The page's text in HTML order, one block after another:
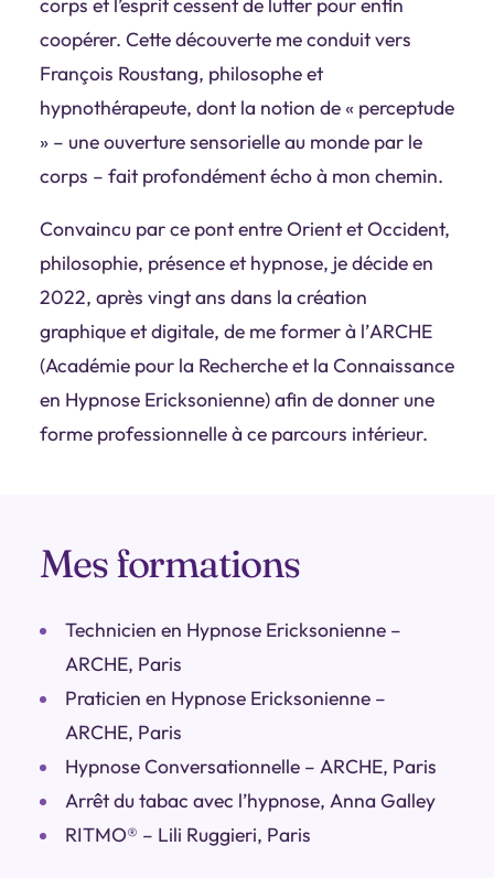
coopérer. Cette découverte me conduit vers
François Roustang, philosophe et
hypnothérapeute, dont la notion de « perceptude
» – une ouverture sensorielle au monde par le
corps – fait profondément écho à mon chemin.
Convaincu par ce pont entre Orient et Occident,
philosophie, présence et hypnose, je décide en
2022, après vingt ans dans la création
graphique et digitale, de me former à l’ARCHE
(Académie pour la Recherche et la Connaissance
en Hypnose Ericksonienne) afin de donner une
forme professionnelle à ce parcours intérieur.
Mes formations
Technicien en Hypnose Ericksonienne –
ARCHE, Paris
Praticien en Hypnose Ericksonienne –
ARCHE, Paris
Hypnose Conversationnelle – ARCHE, Paris
Arrêt du tabac avec l’hypnose, Anna Galley
RITMO® – Lili Ruggieri, Paris